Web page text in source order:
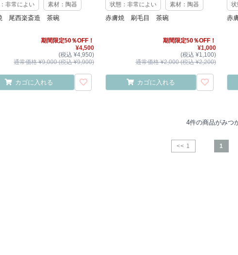
非常によい 素材：陶器
尾西楽斎造 茶碗
期間限定50％OFF！
¥4,500
(税込 ¥4,950)
通常価格 ¥9,000 (税込 ¥9,900)
カゴに入れる
状態：非常によい 素材：陶器
赤膚焼 刷毛目 茶碗
期間限定50％OFF！
¥1,000
(税込 ¥1,100)
通常価格 ¥2,000 (税込 ¥2,200)
カゴに入れる
赤
4件の商品がみつ
<< 1 1